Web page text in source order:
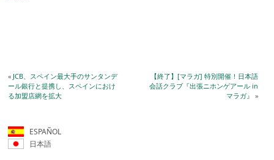
« JCB、スペイン最大手のサンタンデ
ール銀行と提携し、スペインにおけ
る加盟店網を拡大
【終了】[マラガ] 特別開催！日本語
会話クラブ『出張ニホンゲアール in
マラガ』 »
ESPAÑOL
日本語